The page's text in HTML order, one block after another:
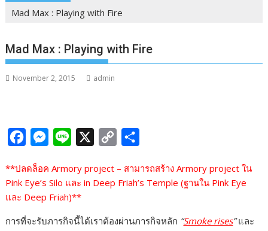
Mad Max : Playing with Fire
Mad Max : Playing with Fire
November 2, 2015 admin
c
e
o
M
s
n
n
e
p
i
a
**ปลดล็อค Armory project – สามารถสร้าง Armory project ใน
Pink Eye’s Silo และ in Deep Friah’s Temple (ฐานใน Pink Eye
และ Deep Friah)**
การที่จะรับภารกิจนี้ได้เราต้องผ่านภารกิจหลัก “Smoke rises”และ